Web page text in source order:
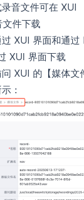
音文件可在 XUI
文件下载
XUI 界面和通过
XUI 界面下载
XUI 的【媒体文
：